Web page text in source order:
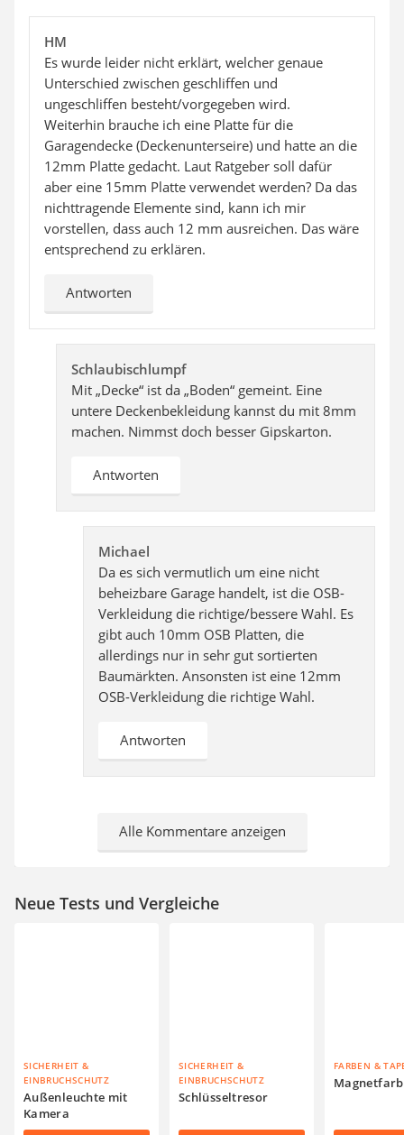
HM
Es wurde leider nicht erklärt, welcher genaue
Unterschied zwischen geschliffen und
ungeschliffen besteht/vorgegeben wird.
Weiterhin brauche ich eine Platte für die
Garagendecke (Deckenunterseire) und hatte an die
12mm Platte gedacht. Laut Ratgeber soll dafür
aber eine 15mm Platte verwendet werden? Da das
nichttragende Elemente sind, kann ich mir
vorstellen, dass auch 12 mm ausreichen. Das wäre
entsprechend zu erklären.
Antworten
Schlaubischlumpf
Mit „Decke“ ist da „Boden“ gemeint. Eine
untere Deckenbekleidung kannst du mit 8mm
machen. Nimmst doch besser Gipskarton.
Antworten
Michael
Da es sich vermutlich um eine nicht
beheizbare Garage handelt, ist die OSB-
Verkleidung die richtige/bessere Wahl. Es
gibt auch 10mm OSB Platten, die
allerdings nur in sehr gut sortierten
Baumärkten. Ansonsten ist eine 12mm
OSB-Verkleidung die richtige Wahl.
Antworten
Alle Kommentare anzeigen
Neue Tests und Vergleiche
SICHERHEIT &
EINBRUCHSCHUTZ
Außenleuchte mit
Kamera
SICHERHEIT &
EINBRUCHSCHUTZ
Schlüsseltresor
FARBEN &